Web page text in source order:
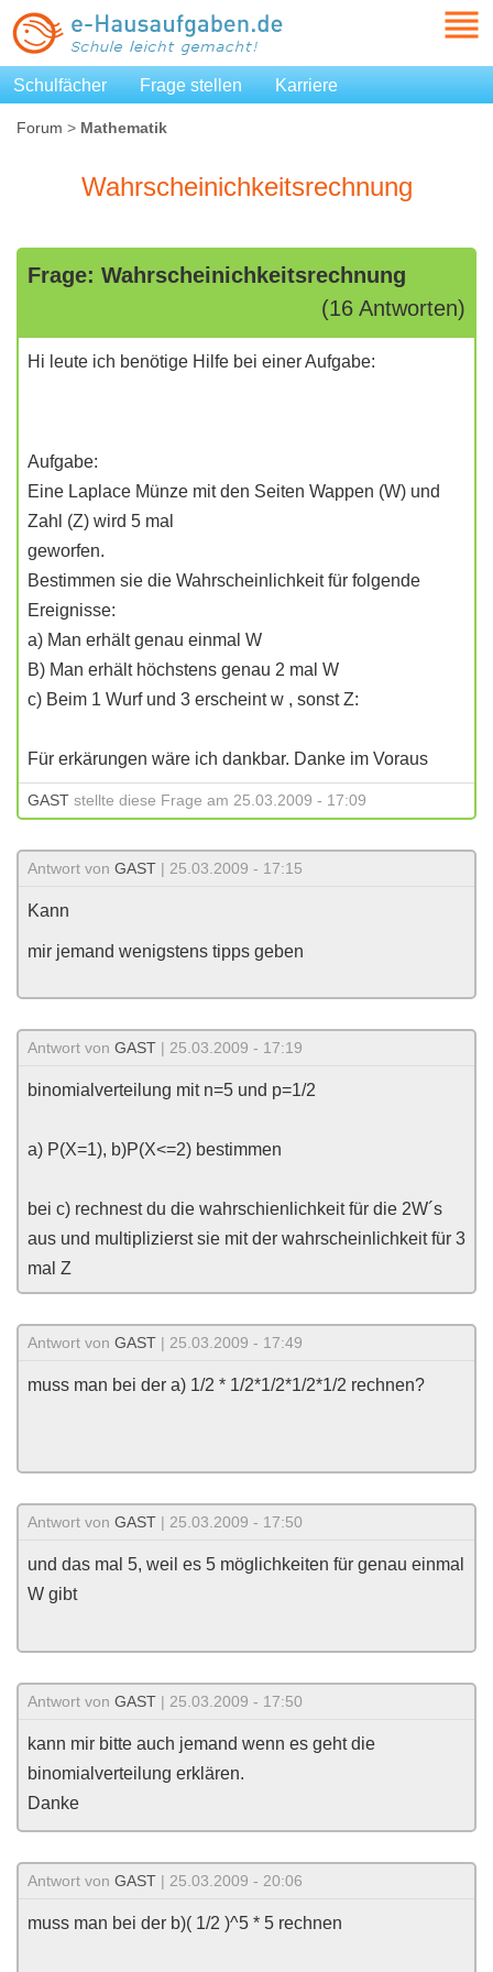
Schulfächer Frage stellen Karriere
Forum > Mathematik
Wahrscheinichkeitsrechnung
Frage: Wahrscheinichkeitsrechnung
(16 Antworten)
Hi leute ich benötige Hilfe bei einer Aufgabe:
Aufgabe:
Eine Laplace Münze mit den Seiten Wappen (W) und
Zahl (Z) wird 5 mal
geworfen.
Bestimmen sie die Wahrscheinlichkeit für folgende
Ereignisse:
a) Man erhält genau einmal W
B) Man erhält höchstens genau 2 mal W
c) Beim 1 Wurf und 3 erscheint w , sonst Z:
Für erkärungen wäre ich dankbar. Danke im Voraus
GAST stellte diese Frage am 25.03.2009 - 17:09
Antwort von GAST | 25.03.2009 - 17:15
Kann
mir jemand wenigstens tipps geben
Antwort von GAST | 25.03.2009 - 17:19
binomialverteilung mit n=5 und p=1/2
a) P(X=1), b)P(X<=2) bestimmen
bei c) rechnest du die wahrschienlichkeit für die 2W´s
aus und multiplizierst sie mit der wahrscheinlichkeit für 3
mal Z
Antwort von GAST | 25.03.2009 - 17:49
muss man bei der a) 1/2 * 1/2*1/2*1/2*1/2 rechnen?
Antwort von GAST | 25.03.2009 - 17:50
und das mal 5, weil es 5 möglichkeiten für genau einmal
W gibt
Antwort von GAST | 25.03.2009 - 17:50
kann mir bitte auch jemand wenn es geht die
binomialverteilung erklären.
Danke
Antwort von GAST | 25.03.2009 - 20:06
muss man bei der b)( 1/2 )^5 * 5 rechnen